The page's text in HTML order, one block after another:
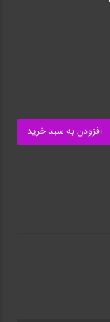
افزودن به سبد خرید